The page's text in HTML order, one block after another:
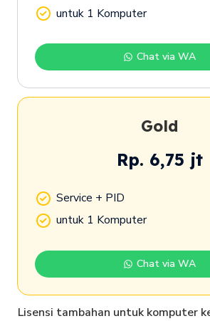
untuk 1 Komputer
Chat via WA
Gold
Rp. 6,75 jt
Service + PID
untuk 1 Komputer
Chat via WA
Lisensi tambahan untuk komputer